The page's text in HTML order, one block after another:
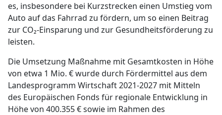
es, insbesondere bei Kurzstrecken einen Umstieg vom
Auto auf das Fahrrad zu fördern, um so einen Beitrag
zur CO₂-Einsparung und zur Gesundheitsförderung zu
leisten.
Die Umsetzung Maßnahme mit Gesamtkosten in Höhe
von etwa 1 Mio. € wurde durch Fördermittel aus dem
Landesprogramm Wirtschaft 2021-2027 mit Mitteln
des Europäischen Fonds für regionale Entwicklung in
Höhe von 400.355 € sowie im Rahmen des